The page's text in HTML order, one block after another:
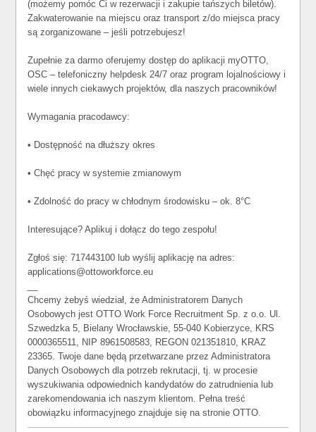
(możemy pomóc Ci w rezerwacji i zakupie tańszych biletów).
Zakwaterowanie na miejscu oraz transport z/do miejsca pracy
są zorganizowane – jeśli potrzebujesz!
Zupełnie za darmo oferujemy dostęp do aplikacji myOTTO,
OSC – telefoniczny helpdesk 24/7 oraz program lojalnościowy i
wiele innych ciekawych projektów, dla naszych pracowników!
Wymagania pracodawcy:
• Dostępność na dłuższy okres
• Chęć pracy w systemie zmianowym
• Zdolność do pracy w chłodnym środowisku – ok. 8°C
Interesujące? Aplikuj i dołącz do tego zespołu!
Zgłoś się: 717443100 lub wyślij aplikację na adres:
applications@ottoworkforce.eu
Chcemy żebyś wiedział, że Administratorem Danych
Osobowych jest OTTO Work Force Recruitment Sp. z o.o. Ul.
Szwedzka 5, Bielany Wrocławskie, 55-040 Kobierzyce, KRS
0000365511, NIP 8961508583, REGON 021351810, KRAZ
23365. Twoje dane będą przetwarzane przez Administratora
Danych Osobowych dla potrzeb rekrutacji, tj. w procesie
wyszukiwania odpowiednich kandydatów do zatrudnienia lub
zarekomendowania ich naszym klientom. Pełna treść
obowiązku informacyjnego znajduje się na stronie OTTO.